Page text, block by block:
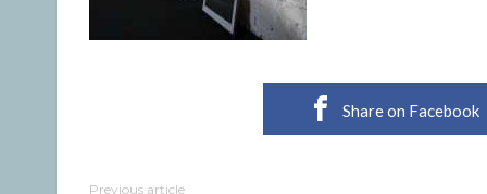
Share on Facebook
Previous article